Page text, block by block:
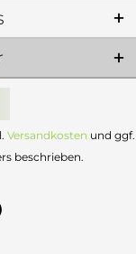
Versandkosten und ggf.
beschrieben.